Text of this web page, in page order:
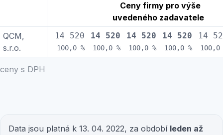
ceny s DPH
Ceny firmy pro výše
uvedeného zadavatele
QCM,
s.r.o.
14 520
100,0 %
14 520
100,0 %
14 520
100,0 %
14 520
100,0 %
14
100,0
Data jsou platná k 13. 04. 2022, za období leden až